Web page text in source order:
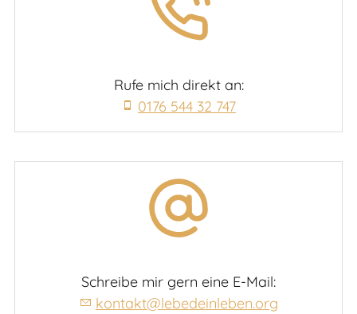
Rufe mich direkt an:
0176 544 32 747
Schreibe mir gern eine E-Mail:
kontakt@lebedeinleben.org